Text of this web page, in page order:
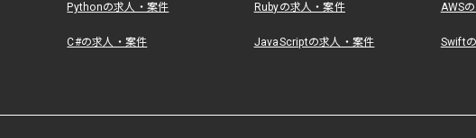
Pythonの求人・案件 Rubyの求人・案件 AWS
C#の求人・案件 JavaScriptの求人・案件 Swift